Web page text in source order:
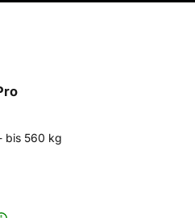
bis 560 kg